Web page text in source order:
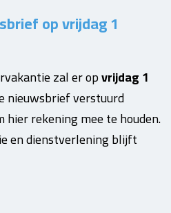
op vrijdag 1
zal er opvrijdag 1
nieuwsbrief verstuurd
hier rekening mee te houden.
en dienstverlening blijft